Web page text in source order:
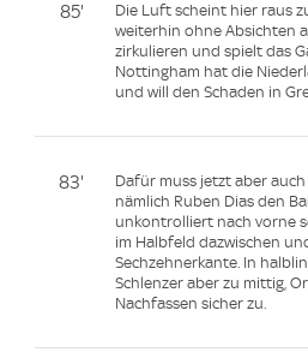
85'
Die Luft scheint hier raus
weiterhin ohne Absichten
zirkulieren und spielt das
Nottingham hat die
und will den Schaden in
83'
Dafür muss jetzt aber
nämlich Ruben Dias den
unkontrolliert nach vorne
im Halbfeld dazwischen
Sechzehnerkante. In
Schlenzer aber zu mittig,
Nachfassen sicher zu.